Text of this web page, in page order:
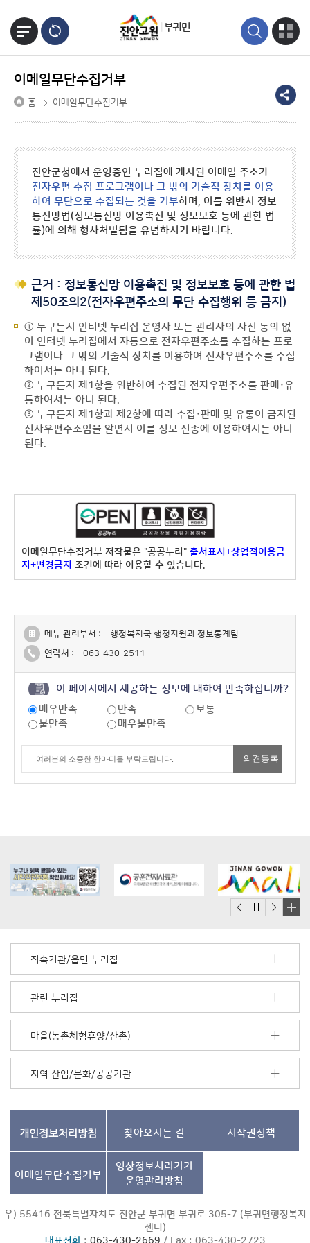
부귀면
이메일무단수집거부
홈 이메일무단수집거부
진안군청에서 운영중인 누리집에 게시된 이메일 주소가
전자우편 수집 프로그램이나 그 밖의 기술적 장치를 이용
하여 무단으로 수집되는 것을 거부하며, 이를 위반시 정보
통신망법(정보통신망 이용촉진 및 정보보호 등에 관한 법
률)에 의해 형사처벌됨을 유념하시기 바랍니다.
근거 : 정보통신망 이용촉진 및 정보보호 등에 관한 법
제50조의2(전자우편주소의 무단 수집행위 등 금지)
① 누구든지 인터넷 누리집 운영자 또는 관리자의 사전 동의 없
이 인터넷 누리집에서 자동으로 전자우편주소를 수집하는 프로
그램이나 그 밖의 기술적 장치를 이용하여 전자우편주소를 수집
하여서는 아니 된다.
② 누구든지 제1항을 위반하여 수집된 전자우편주소를 판매·유
통하여서는 아니 된다.
③ 누구든지 제1항과 제2항에 따라 수집·판매 및 유통이 금지된
전자우편주소임을 알면서 이를 정보 전송에 이용하여서는 아니
된다.
이메일무단수집거부 저작물은 "공공누리" 출처표시+상업적이용금
지+변경금지 조건에 따라 이용할 수 있습니다.
메뉴 관리부서 :
행정복지국 행정지원과 정보통계팀
연락처 :
063-430-2511
이 페이지에서 제공하는 정보에 대하여 만족하십니까?
매우만족
만족
보통
불만족
매우불만족
더
기
직속기관/읍면 누리집
관련 누리집
마을(농촌체험휴양/산촌)
지역 산업/문화/공공기관
개인정보처리방침 찾아오시는 길 저작권정책
이메일무단수집거부
영상정보처리기기
운영관리방침
우) 55416 전북특별자치도 진안군 부귀면 부귀로 305-7 (부귀면행정복지
센터)